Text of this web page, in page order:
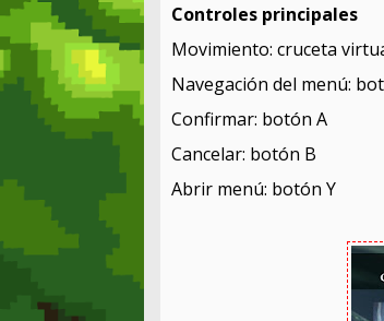
Controles principales
Movimiento: cruceta
Navegación del menú:
Confirmar: botón A
Cancelar: botón B
Abrir menú: botón Y